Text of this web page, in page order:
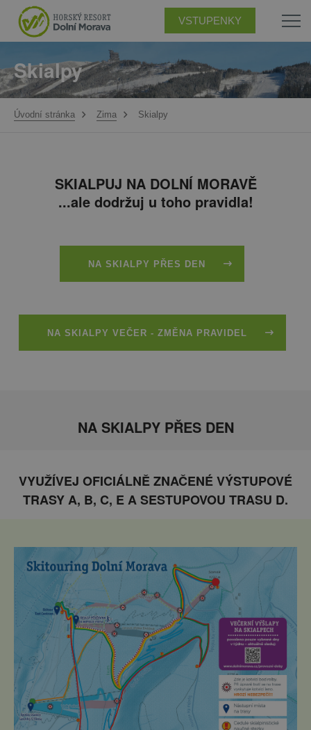
VSTUPENKY
Skialpy
Úvodní stránka Zima Skialpy
SKIALPUJ NA DOLNÍ MORAVĚ
...ale dodržuj u toho pravidla!
NA SKIALPY PŘES DEN
NA SKIALPY VEČER - ZMĚNA PRAVIDEL
NA SKIALPY PŘES DEN
VYUŽÍVEJ OFICIÁLNĚ ZNAČENÉ VÝSTUPOVÉ
TRASY A, B, C, E A SESTUPOVOU TRASU D.